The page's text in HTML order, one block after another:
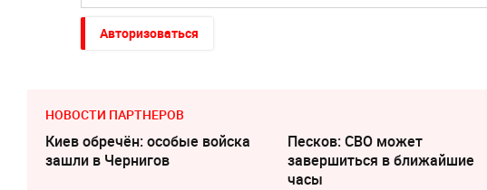
Авторизоваться
НОВОСТИ ПАРТНЕРОВ
Киев обречён: особые войска
зашли в Чернигов
Песков: СВО может
завершиться в ближайшие
часы